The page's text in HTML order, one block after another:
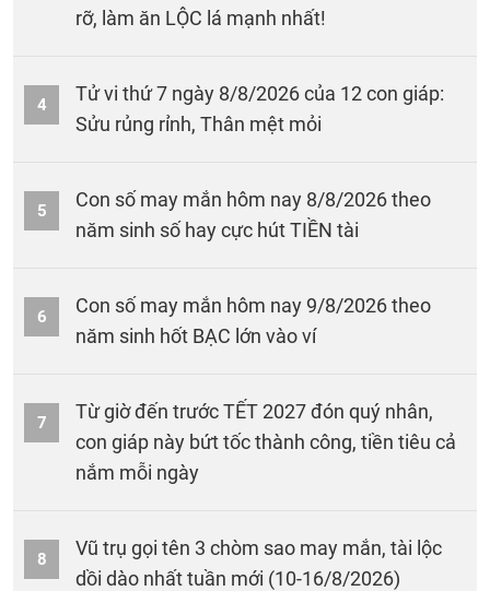
rỡ, làm ăn LỘC lá mạnh nhất!
4
Tử vi thứ 7 ngày 8/8/2026 của 12 con giáp:
Sửu rủng rỉnh, Thân mệt mỏi
5
Con số may mắn hôm nay 8/8/2026 theo
năm sinh số hay cực hút TIỀN tài
6
Con số may mắn hôm nay 9/8/2026 theo
năm sinh hốt BẠC lớn vào ví
7
Từ giờ đến trước TẾT 2027 đón quý nhân,
con giáp này bứt tốc thành công, tiền tiêu cả
nắm mỗi ngày
8
Vũ trụ gọi tên 3 chòm sao may mắn, tài lộc
dồi dào nhất tuần mới (10-16/8/2026)